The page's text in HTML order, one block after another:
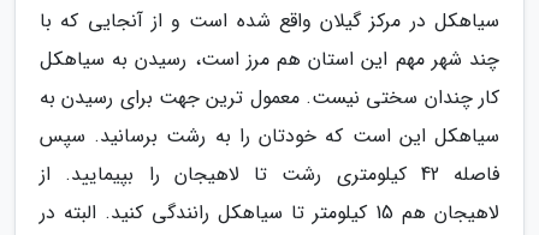
سیاهکل در مرکز گیلان واقع شده است و از آنجایی که با
چند شهر مهم این استان هم مرز است، رسیدن به سیاهکل
کار چندان سختی نیست. معمول ترین جهت برای رسیدن به
سیاهکل این است که خودتان را به رشت برسانید. سپس
فاصله 42 کیلومتری رشت تا لاهیجان را بپیمایید. از
لاهیجان هم 15 کیلومتر تا سیاهکل رانندگی کنید. البته در